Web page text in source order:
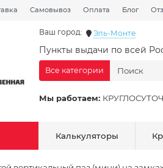
Самовывоз Оплата Блог
Ваш город: Эль-Монте
Пункты выдачи по всей
Мы работаем:
Все категории
Калькуляторы